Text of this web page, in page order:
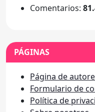
Comentarios:
PÁGINAS
Página de
Formulario de
Política de